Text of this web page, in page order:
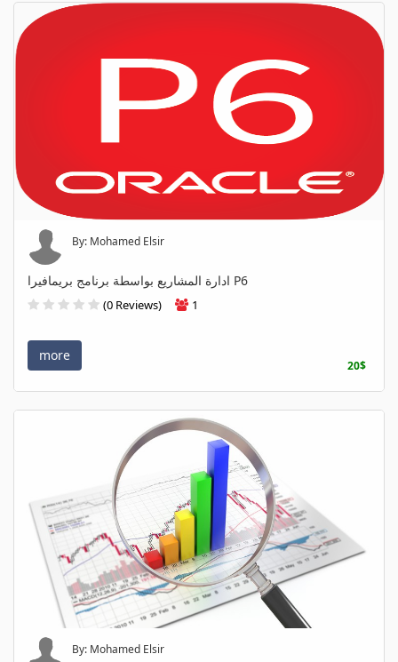
By: Mohamed Elsir
ادارة المشاريع بواسطة برنامج بريمافيرا P6
(0 Reviews) 1
more
20$
By: Mohamed Elsir